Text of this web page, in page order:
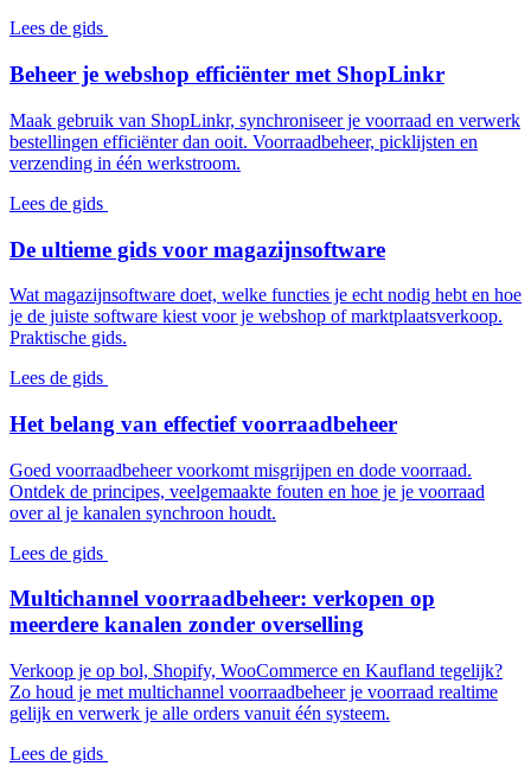
Lees de gids
Beheer je webshop efficiënter met ShopLinkr
Maak gebruik van ShopLinkr, synchroniseer je voorraad en verwerk
bestellingen efficiënter dan ooit. Voorraadbeheer, picklijsten en
verzending in één werkstroom.
Lees de gids
De ultieme gids voor magazijnsoftware
Wat magazijnsoftware doet, welke functies je echt nodig hebt en hoe
je de juiste software kiest voor je webshop of marktplaatsverkoop.
Praktische gids.
Lees de gids
Het belang van effectief voorraadbeheer
Goed voorraadbeheer voorkomt misgrijpen en dode voorraad.
Ontdek de principes, veelgemaakte fouten en hoe je je voorraad
over al je kanalen synchroon houdt.
Lees de gids
Multichannel voorraadbeheer: verkopen op
meerdere kanalen zonder overselling
Verkoop je op bol, Shopify, WooCommerce en Kaufland tegelijk?
Zo houd je met multichannel voorraadbeheer je voorraad realtime
gelijk en verwerk je alle orders vanuit één systeem.
Lees de gids